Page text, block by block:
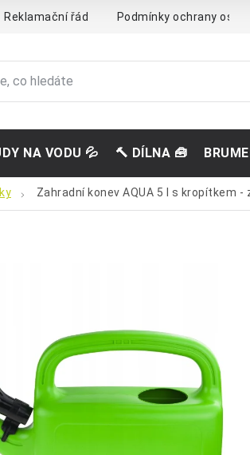
Reklamační řád Podmínky ochrany
NA VODU 💦 🔨 DÍLNA 🧰
Zahradní konev AQUA 5 l s kropítkem -